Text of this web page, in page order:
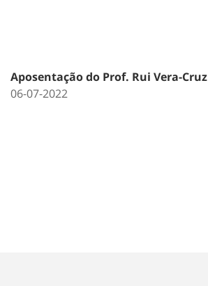
Aposentação do Prof. Rui Vera-Cruz
06-07-2022